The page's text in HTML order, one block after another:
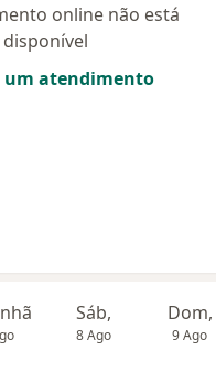
online não está
disponível
um atendimento
Sáb,
8 Ago
Dom,
9 Ago